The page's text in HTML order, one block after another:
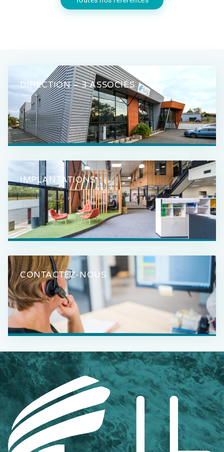
DIRECTION – 3 ASSOCIÉS
IMPLANTATIONS
CONTACTEZ-NOUS